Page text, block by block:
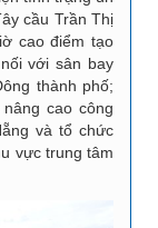
cầu Trần Thị
cao điểm tạo
với sân bay
thành phố;
cao công
và tổ chức
vực trung tâm